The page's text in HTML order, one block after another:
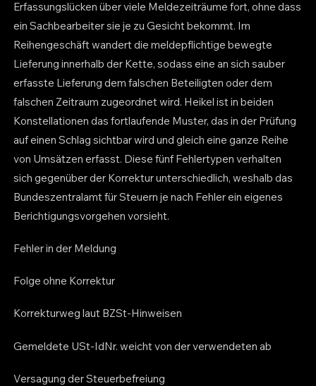
Erfassungslücken über viele Meldezeiträume fort, ohne dass
ein Sachbearbeiter sie je zu Gesicht bekommt. Im
Reihengeschäft wandert die meldepflichtige bewegte
Lieferung innerhalb der Kette, sodass eine an sich sauber
erfasste Lieferung dem falschen Beteiligten oder dem
falschen Zeitraum zugeordnet wird. Heikel ist in beiden
Konstellationen das fortlaufende Muster, das in der Prüfung
auf einen Schlag sichtbar wird und gleich eine ganze Reihe
von Umsätzen erfasst. Diese fünf Fehlertypen verhalten
sich gegenüber der Korrektur unterschiedlich, weshalb das
Bundeszentralamt für Steuern je nach Fehler ein eigenes
Berichtigungsvorgehen vorsieht.
Fehler in der Meldung
Folge ohne Korrektur
Korrekturweg laut BZSt-Hinweisen
Gemeldete USt-IdNr. weicht von der verwendeten ab
Versagung der Steuerbefreiung